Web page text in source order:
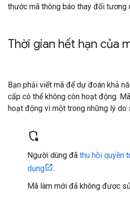
thước mã thông báo thay đổi tương
Thời gian hết hạn của
Bạn phải viết mã để dự đoán khả
cấp có thể không còn hoạt động.
hoạt động vì một trong những lý do
shield_locked
Người dùng đã thu hồi quyền
dụng
.
Mã làm mới đã không được